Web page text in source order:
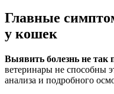
Главные
у кошек
Выявить болезнь не так
ветеринары не способны
анализа и подробного